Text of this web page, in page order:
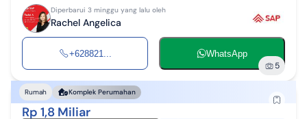
Diperbarui 3 minggu yang lalu oleh
Rachel Angelica
+628821... WhatsApp
5
Rumah Komplek Perumahan
Rp 1,8 Miliar